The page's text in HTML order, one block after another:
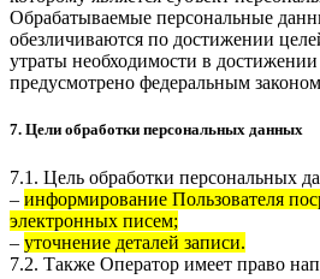
Обрабатываемые персональные
обезличиваются по достижении
утраты необходимости в
предусмотрено федеральным
7. Цели обработки персональных данных
7.1. Цель обработки персональных
– информирование Пользователя
электронных писем;
– уточнение деталей записи.
7.2. Также Оператор имеет право